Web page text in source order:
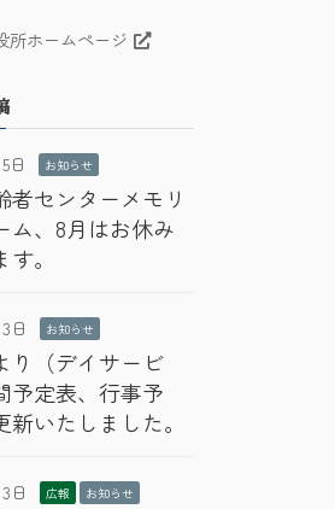
所ホームページ
日 お知らせ
者センターメモリ
ム、8月はお休み
。
日 お知らせ
り（デイサービ
予定表、行事予
新いたしました。
日 広報 お知らせ